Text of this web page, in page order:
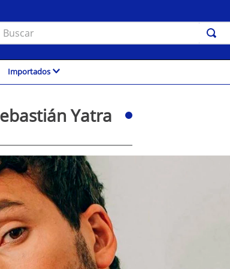
Importados
Yatra